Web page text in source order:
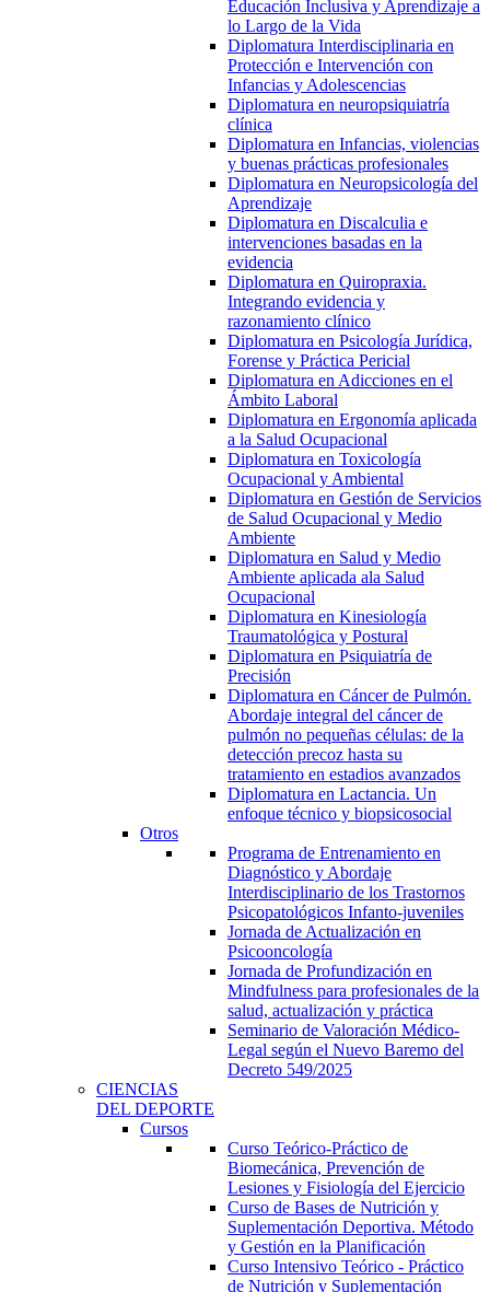
Educación Inclusiva y Aprendizaje a
lo Largo de la Vida
Diplomatura Interdisciplinaria en
Protección e Intervención con
Infancias y Adolescencias
Diplomatura en neuropsiquiatría
clínica
Diplomatura en Infancias, violencias
y buenas prácticas profesionales
Diplomatura en Neuropsicología del
Aprendizaje
Diplomatura en Discalculia e
intervenciones basadas en la
evidencia
Diplomatura en Quiropraxia.
Integrando evidencia y
razonamiento clínico
Diplomatura en Psicología Jurídica,
Forense y Práctica Pericial
Diplomatura en Adicciones en el
Ámbito Laboral
Diplomatura en Ergonomía aplicada
a la Salud Ocupacional
Diplomatura en Toxicología
Ocupacional y Ambiental
Diplomatura en Gestión de Servicios
de Salud Ocupacional y Medio
Ambiente
Diplomatura en Salud y Medio
Ambiente aplicada ala Salud
Ocupacional
Diplomatura en Kinesiología
Traumatológica y Postural
Diplomatura en Psiquiatría de
Precisión
Diplomatura en Cáncer de Pulmón.
Abordaje integral del cáncer de
pulmón no pequeñas células: de la
detección precoz hasta su
tratamiento en estadios avanzados
Diplomatura en Lactancia. Un
enfoque técnico y biopsicosocial
Otros
Programa de Entrenamiento en
Diagnóstico y Abordaje
Interdisciplinario de los Trastornos
Psicopatológicos Infanto-juveniles
Jornada de Actualización en
Psicooncología
Jornada de Profundización en
Mindfulness para profesionales de la
salud, actualización y práctica
Seminario de Valoración Médico-
Legal según el Nuevo Baremo del
Decreto 549/2025
CIENCIAS
DEL DEPORTE
Cursos
Curso Teórico-Práctico de
Biomecánica, Prevención de
Lesiones y Fisiología del Ejercicio
Curso de Bases de Nutrición y
Suplementación Deportiva. Método
y Gestión en la Planificación
Curso Intensivo Teórico - Práctico
de Nutrición y Suplementación